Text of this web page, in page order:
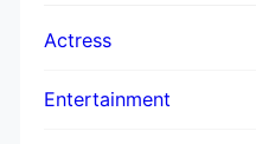
Actress
Entertainment